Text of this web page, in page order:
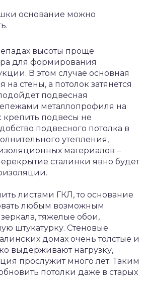
основание можно
высоты проще
для формирования
В этом случае основная
на стены, а потолок затянется
подвесная
металлопрофиля на
крепить подвесы не
подвесного потолка в
утепления,
материалов –
сталинки явно будет
листами ГКЛ, то основание
любым возможным
тяжелые обои,
штукатурку. Стеновые
домах очень толстые и
выдерживают нагрузку,
прослужит много лет. Таким
потолки даже в старых